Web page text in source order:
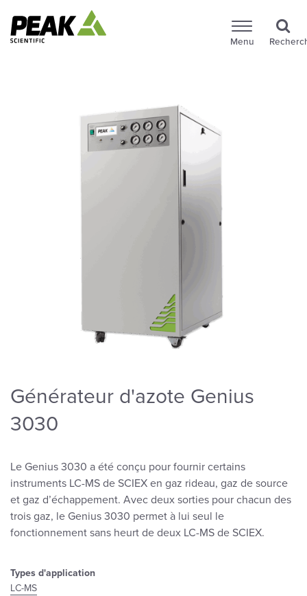
Menu
Types d'application
LC-MS
Générateur d'azote Genius
3030
Le Genius 3030 a été conçu pour fournir certains
instruments LC-MS de SCIEX en gaz rideau, gaz de source
et gaz d’échappement. Avec deux sorties pour chacun des
trois gaz, le Genius 3030 permet à lui seul le
fonctionnement sans heurt de deux LC-MS de SCIEX.